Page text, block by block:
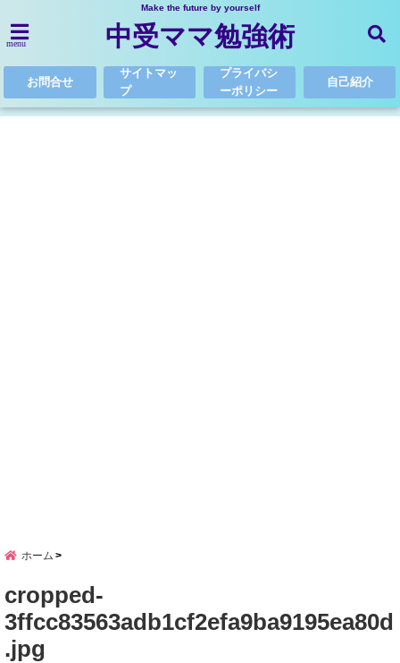
Make the future by yourself
menu 中受ママ勉強術
お問合せ
サイトマッ
プ
プライバシ
ーポリシー
自己紹介
ホーム
cropped-
3ffcc83563adb1cf2efa9ba9195ea80d
.jpg